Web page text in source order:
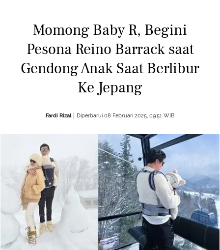
Momong Baby R, Begini
Pesona Reino Barrack saat
Gendong Anak Saat Berlibur
Ke Jepang
Fardi Rizal Diperbarui 08 Februari 2025, 09:51 WIB